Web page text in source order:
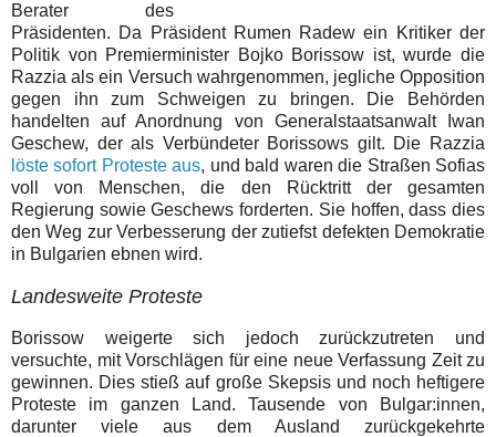
Berater des
Präsidenten. Da Präsident Rumen Radew ein Kritiker der
Politik von Premierminister Bojko Borissow ist, wurde die
Razzia als ein Versuch wahrgenommen, jegliche Opposition
gegen ihn zum Schweigen zu bringen. Die Behörden
handelten auf Anordnung von Generalstaatsanwalt Iwan
Geschew, der als Verbündeter Borissows gilt. Die Razzia
löste sofort Proteste aus, und bald waren die Straßen Sofias
voll von Menschen, die den Rücktritt der gesamten
Regierung sowie Geschews forderten. Sie hoffen, dass dies
den Weg zur Verbesserung der zutiefst defekten Demokratie
in Bulgarien ebnen wird.
Landesweite Proteste
Borissow weigerte sich jedoch zurückzutreten und
versuchte, mit Vorschlägen für eine neue Verfassung Zeit zu
gewinnen. Dies stieß auf große Skepsis und noch heftigere
Proteste im ganzen Land. Tausende von Bulgar:innen,
darunter viele aus dem Ausland zurückgekehrte